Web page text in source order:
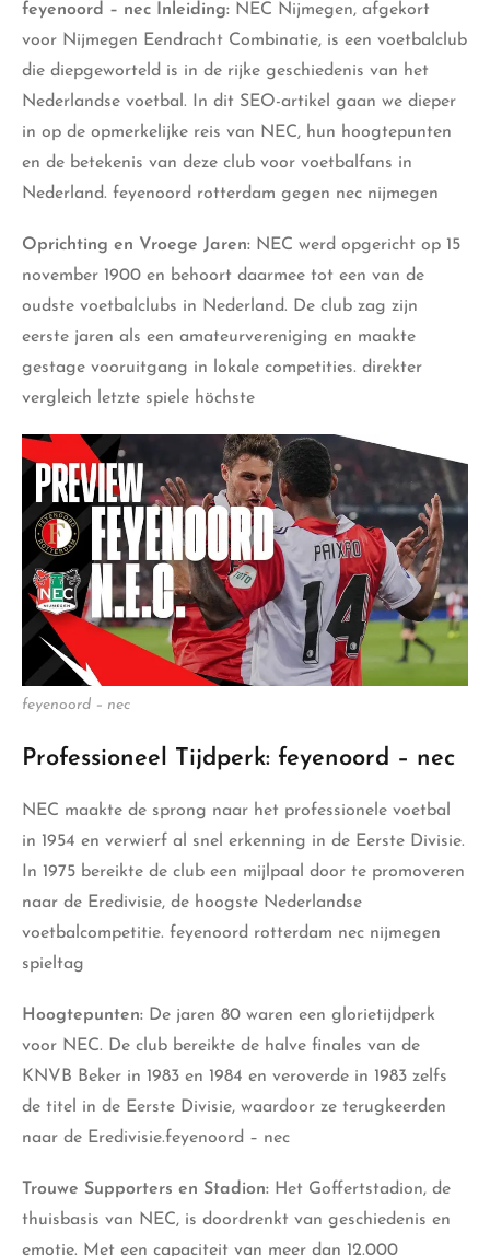
feyenoord – nec Inleiding: NEC Nijmegen, afgekort
voor Nijmegen Eendracht Combinatie, is een voetbalclub
die diepgeworteld is in de rijke geschiedenis van het
Nederlandse voetbal. In dit SEO-artikel gaan we dieper
in op de opmerkelijke reis van NEC, hun hoogtepunten
en de betekenis van deze club voor voetbalfans in
Nederland. feyenoord rotterdam gegen nec nijmegen
Oprichting en Vroege Jaren: NEC werd opgericht op 15
november 1900 en behoort daarmee tot een van de
oudste voetbalclubs in Nederland. De club zag zijn
eerste jaren als een amateurvereniging en maakte
gestage vooruitgang in lokale competities. direkter
vergleich letzte spiele höchste
feyenoord – nec
Professioneel Tijdperk: feyenoord – nec
NEC maakte de sprong naar het professionele voetbal
in 1954 en verwierf al snel erkenning in de Eerste Divisie.
In 1975 bereikte de club een mijlpaal door te promoveren
naar de Eredivisie, de hoogste Nederlandse
voetbalcompetitie. feyenoord rotterdam nec nijmegen
spieltag
Hoogtepunten: De jaren 80 waren een glorietijdperk
voor NEC. De club bereikte de halve finales van de
KNVB Beker in 1983 en 1984 en veroverde in 1983 zelfs
de titel in de Eerste Divisie, waardoor ze terugkeerden
naar de Eredivisie.feyenoord – nec
Trouwe Supporters en Stadion: Het Goffertstadion, de
thuisbasis van NEC, is doordrenkt van geschiedenis en
emotie. Met een capaciteit van meer dan 12.000